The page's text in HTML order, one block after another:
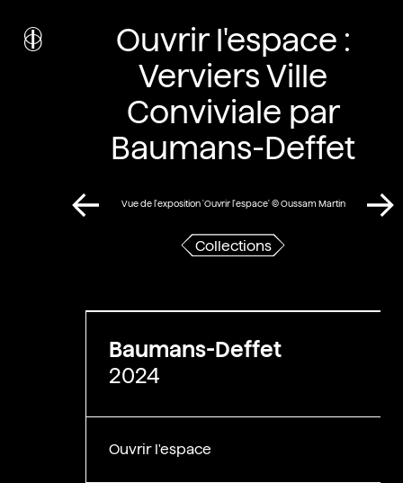
i nstitutculturel
rchitecture
Wallonie-Bruxelles
Ouvrir l'espace :
Verviers Ville
Conviviale par
Baumans-Deffet
Vue de l'exposition 'Ouvrir l'espace' © Oussam Martin
Collections
Baumans-Deffet
2024
Ouvrir l'espace